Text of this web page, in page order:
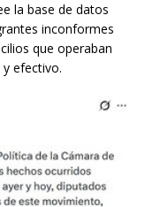
la base de datos
inconformes
que operaban
efectivo.